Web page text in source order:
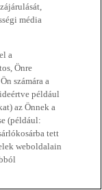
média
a
Önre
számára a
például
az Önnek a
(például:
tett
weboldalain